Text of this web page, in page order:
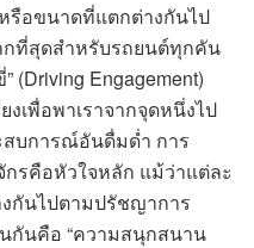
รือขนาดที่แตกต่างกันไป
ที่สุดสำหรับรถยนต์ทุกคัน
(Driving Engagement)
เพื่อพาเราจากจุดหนึ่งไป
สบการณ์อันดื่มด่ำ การ
กรคือหัวใจหลัก แม้ว่าแต่ละ
กันไปตามปรัชญาการ
กันคือ “ความสนุกสนาน